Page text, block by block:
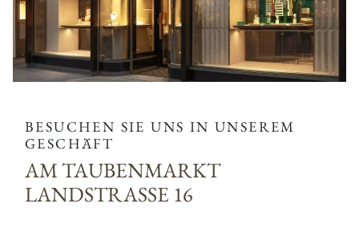
BESUCHEN SIE UNS IN UNSEREM
GESCHÄFT
AM TAUBENMARKT
LANDSTRASSE 16